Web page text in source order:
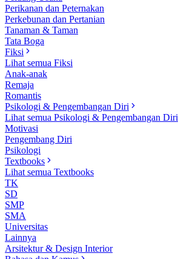
Perikanan dan Peternakan
Perkebunan dan Pertanian
Tanaman & Taman
Tata Boga
Fiksi
Lihat semua Fiksi
Anak-anak
Remaja
Romantis
Psikologi & Pengembangan Diri
Lihat semua Psikologi & Pengembangan Diri
Motivasi
Pengembang Diri
Psikologi
Textbooks
Lihat semua Textbooks
TK
SD
SMP
SMA
Universitas
Lainnya
Arsitektur & Design Interior